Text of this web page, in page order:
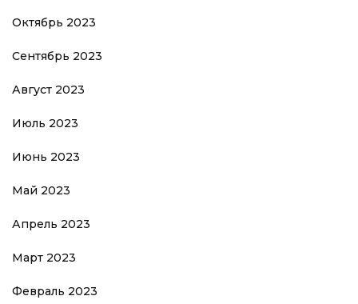
Октябрь 2023
Сентябрь 2023
Август 2023
Июль 2023
Июнь 2023
Май 2023
Апрель 2023
Март 2023
Февраль 2023